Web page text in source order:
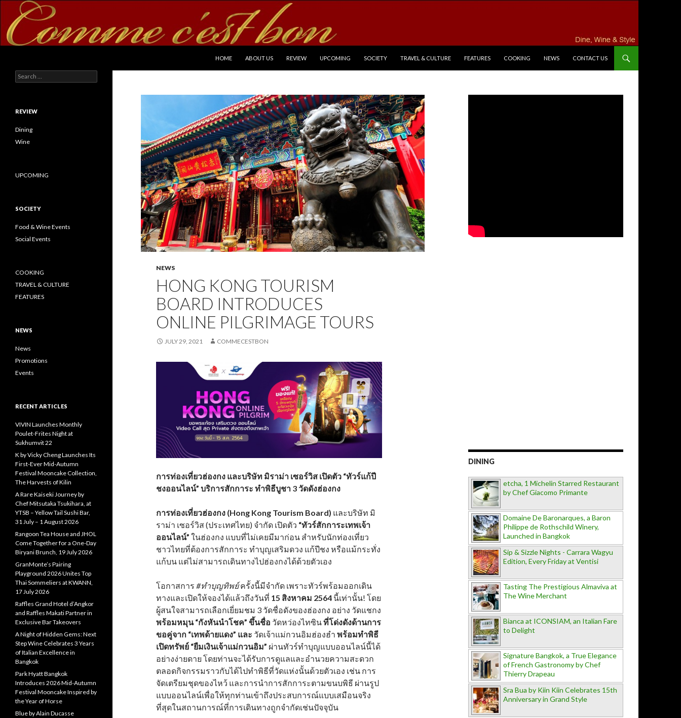
HOME
ABOUT US REVIEW UPCOMING SOCIETY TRAVEL & CULTURE FEATURES COOKING NEWS CONTACT US
NEWS
HONG KONG TOURISM
BOARD INTRODUCES
ONLINE PILGRIMAGE TOURS
JULY 29, 2021 COMMECESTBON
การท่องเที่ยวฮ่องกง และบริษัท มิราม่า เซอร์วิส เปิดตัว “ทัวร์แก้ปี
ชงออนไลน์” บริการสักการะ ทำพิธีบูชา 3 วัดดังฮ่องกง
การท่องเที่ยวฮ่องกง (Hong Kong Tourism Board) และบริษัท มิ
ราม่า เซอร์วิส (ประเทศไทย) จำกัด เปิดตัว “ทัวร์สักการะเทพเจ้า
ออนไลน์” ในฮ่องกง แบบที่ไม่เคยมีมาก่อน สำหรับนักท่องเที่ยว
ชาวไทยที่ต้องการสักการะ ทำบุญเสริมดวง แก้ปีชง หรือแม้กระทั่ง
แก้บน แต่ไม่สามารถเดินทางไปฮ่องกงได้ด้วยตัวเอง
โอกาสการ #ทำบุญทิพย์ครั้งนี้มีจำกัด เพราะทัวร์พร้อมออกเดิน
ทางและเปิดให้จองได้แล้วถึงวันที่ 15 สิงหาคม 2564 นี้เท่านั้น! โดย
ผู้สนใจสามารถเลือกเยี่ยมชม 3 วัดชื่อดังของฮ่องกง อย่าง วัดแชกง
พร้อมหมุน “กังหันนำโชค” ขึ้นชื่อ วัดหว่องไทซินที่โด่งดังด้านการ
ขอคู่จาก “เทพด้ายแดง” และ วัดเจ้าแม่กวนอิมฮ่องฮำ พร้อมทำพิธี
เปิดทรัพย์ “ยืมเงินเจ้าแม่กวนอิม” ผ่านทัวร์ทำบุญแบบออนไลน์นี้ได้
อย่างง่ายดาย โดยท่านจะได้รับการดูแลและอำนวยความสะดวก
ตลอดกิจกรรมราวกับได้ไปทำพิธีที่วัดแห่งนั้นด้วยตัวเอง เช่น การ
จัดเตรียมชุดของไหว้ และการนำการสักการะตามขนบพิธี ผ่านรูป
แบบออนไลน์เพื่อให้ทุกท่านเข้าถึงประสบการณ์แบบเสมือนจริง
ที่สุดในสถานการณ์ที่การเดินทางถูกจำกัดเช่นปัจจุบัน
DINING
etcha, 1 Michelin Starred Restaurant
by Chef Giacomo Primante
Domaine De Baronarques, a Baron
Philippe de Rothschild Winery,
Launched in Bangkok
Sip & Sizzle Nights - Carrara Wagyu
Edition, Every Friday at Ventisi
Tasting The Prestigious Almaviva at
The Wine Merchant
Bianca at ICONSIAM, an Italian Fare
to Delight
Signature Bangkok, a True Elegance
of French Gastronomy by Chef
Thierry Drapeau
Sra Bua by Kiin Kiin Celebrates 15th
Anniversary in Grand Style
Search for:
REVIEW
Dining
Wine
UPCOMING
SOCIETY
Food & Wine Events
Social Events
COOKING
TRAVEL & CULTURE
FEATURES
NEWS
News
Promotions
Events
RECENT ARTICLES
VIVIN Launches Monthly
Poulet-Frites Night at
Sukhumvit 22
K by Vicky Cheng Launches Its
First-Ever Mid-Autumn
Festival Mooncake Collection,
The Harvests of Kilin
A Rare Kaiseki Journey by
Chef Mitsutaka Tsukihara, at
YTSB – Yellow Tail Sushi Bar,
31 July – 1 August 2026
Rangoon Tea House and JHOL
Come Together for a One-Day
Biryani Brunch, 19 July 2026
GranMonte’s Pairing
Playground 2026 Unites Top
Thai Sommeliers at KWANN,
17 July 2026
Raffles Grand Hotel d’Angkor
and Raffles Makati Partner in
Exclusive Bar Takeovers
A Night of Hidden Gems: Next
Step Wine Celebrates 3 Years
of Italian Excellence in
Bangkok
Park Hyatt Bangkok
Introduces 2026 Mid-Autumn
Festival Mooncake Inspired by
the Year of Horse
Blue by Alain Ducasse